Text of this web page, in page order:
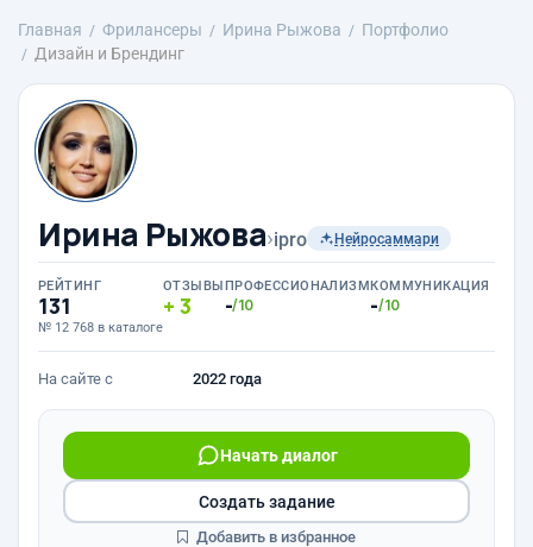
Главная Фрилансеры Ирина Рыжова
Портфолио
Дизайн и Брендинг
Ирина Рыжова›ipro Нейросаммари
РЕЙТИНГ
131
№ 12 768 в каталоге
ОТЗЫВЫ
3
ПРОФЕССИОНАЛИЗМ
-/10
КОММУНИКАЦИЯ
-/10
На сайте с 2022 года
Начать диалог
Создать задание
Добавить в избранное